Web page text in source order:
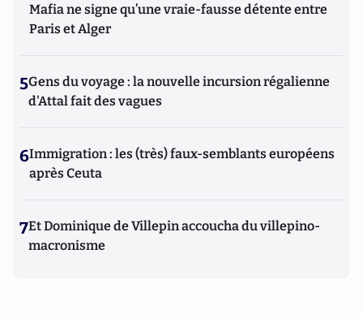
Mafia ne signe qu’une vraie-fausse détente entre
Paris et Alger
5Gens du voyage : la nouvelle incursion régalienne
d'Attal fait des vagues
6Immigration : les (très) faux-semblants européens
après Ceuta
7Et Dominique de Villepin accoucha du villepino-
macronisme